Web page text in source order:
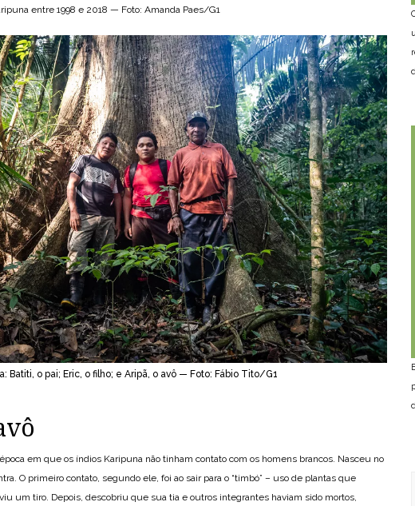
entre 1998 e 2018 — Foto: Amanda Paes/G1
Batiti, o pai; Eric, o filho; e Aripã, o avô — Foto: Fábio Tito/G1
em que os índios Karipuna não tinham contato com os homens brancos. Nasceu no
O primeiro contato, segundo ele, foi ao sair para o “timbó” – uso de plantas que
um tiro. Depois, descobriu que sua tia e outros integrantes haviam sido mortos,